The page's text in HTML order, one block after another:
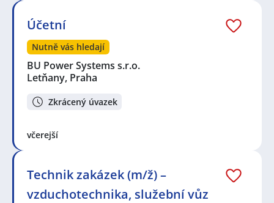
Účetní
Nutně vás hledají
BU Power Systems s.r.o.
Letňany, Praha
Zkrácený úvazek
včerejší
Technik zakázek (m/ž) –
vzduchotechnika, služební vůz